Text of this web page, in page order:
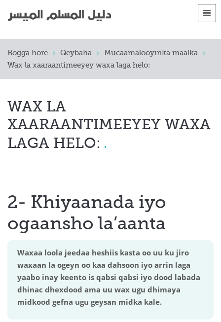
Hordhacyo
الأقسام
Shqip
Bosanski
简体中文
Hausa
Bahasa Indonesia
فارسی
Русский
Somali
Bogga hore Qeybaha
Mucaamalooyinka maalka
Wax la xaaraantimeeyey waxa laga helo:
WAX LA
XAARAANTIMEEYEY WAXA
LAGA HELO:
2- Khiyaanada iyo
ogaansho la’aanta
Waxaa loola jeedaa heshiis kasta oo uu ku jiro
waxaan la ogeyn oo kaa dahsoon iyo arrin laga
yaabo inay keento is qabsi qabsi iyo dood labada
dhinac dhexdood ama uu wax ugu dhimaya
midkood gefna ugu geysan midka kale.